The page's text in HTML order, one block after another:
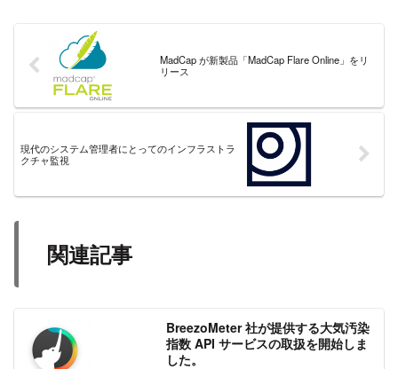
MadCap が新製品「MadCap Flare Online」をリ
リース
現代のシステム管理者にとってのインフラストラ
クチャ監視
関連記事
BreezoMeter 社が提供する大気汚染
指数 API サービスの取扱を開始しま
した。